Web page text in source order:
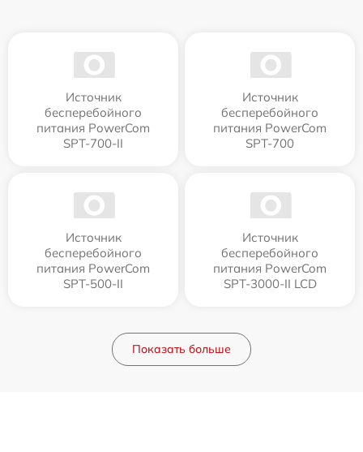
Источник
бесперебойного
питания PowerCom
SPT-700-II
Источник
бесперебойного
питания PowerCom
SPT-700
Источник
бесперебойного
питания PowerCom
SPT-500-II
Источник
бесперебойного
питания PowerCom
SPT-3000-II LCD
Показать больше